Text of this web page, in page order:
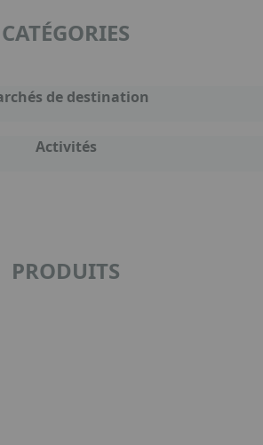
CATÉGORIES
de destination
Activités
PRODUITS